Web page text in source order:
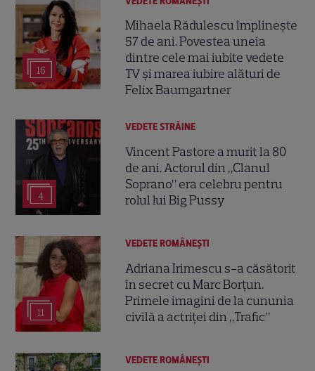
16
Mihaela Rădulescu împlinește
57 de ani. Povestea uneia
dintre cele mai iubite vedete
TV și marea iubire alături de
Felix Baumgartner
4
VEDETE STRĂINE
Vincent Pastore a murit la 80
de ani. Actorul din „Clanul
Soprano” era celebru pentru
rolul lui Big Pussy
11
VEDETE ROMÂNEŞTI
Adriana Irimescu s-a căsătorit
în secret cu Marc Borțun.
Primele imagini de la cununia
civilă a actriței din „Trafic”
VEDETE ROMÂNEŞTI